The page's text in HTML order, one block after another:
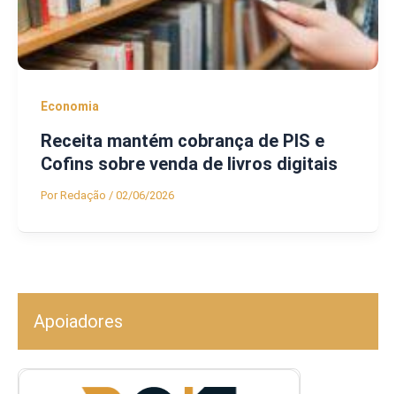
Economia
Receita mantém cobrança de PIS e
Cofins sobre venda de livros digitais
PorRedação / 02/06/2026
Apoiadores